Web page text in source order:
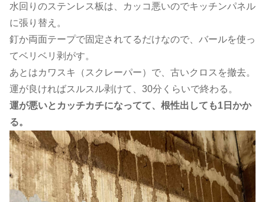
水回りのステンレス板は、カッコ悪いのでキッチンパネル
に張り替え。
釘か両面テープで固定されてるだけなので、バールを使っ
てベリベリ剥がす。
あとはカワスキ（スクレーパー）で、古いクロスを撤去。
運が良ければスルスル剥けて、30分くらいで終わる。
運が悪いとカッチカチになってて、根性出しても1日かか
る。